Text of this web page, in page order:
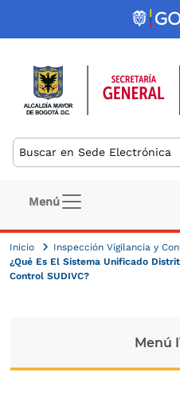
Pasar al contenido principal
Buscar
Navegación
Menú
Inicio
Inspección Vigilancia y
¿Qué Es El Sistema Unificado
Control SUDIVC?
Menú